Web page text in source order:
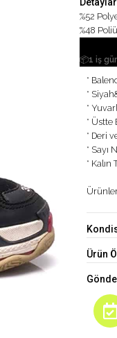
%52
%48
📦1 iş
*
*
*
* Üstte
* Deri
* Sayı
* Kalın
Ürün